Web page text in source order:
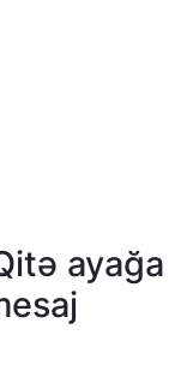
ayağa